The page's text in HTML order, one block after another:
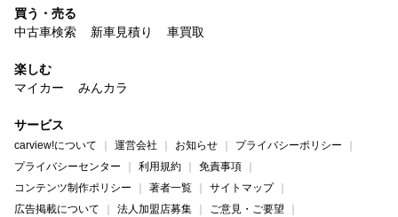
買う・売る
中古車検索
新車見積り 車買取
楽しむ
マイカー
みんカラ
サービス
carview!について 運営会社 お知らせ
プライバシーポリシー
プライバシーセンター
利用規約
免責事項
コンテンツ制作ポリシー
著者一覧
サイトマップ
広告掲載について
法人加盟店募集
ご意見・ご要望